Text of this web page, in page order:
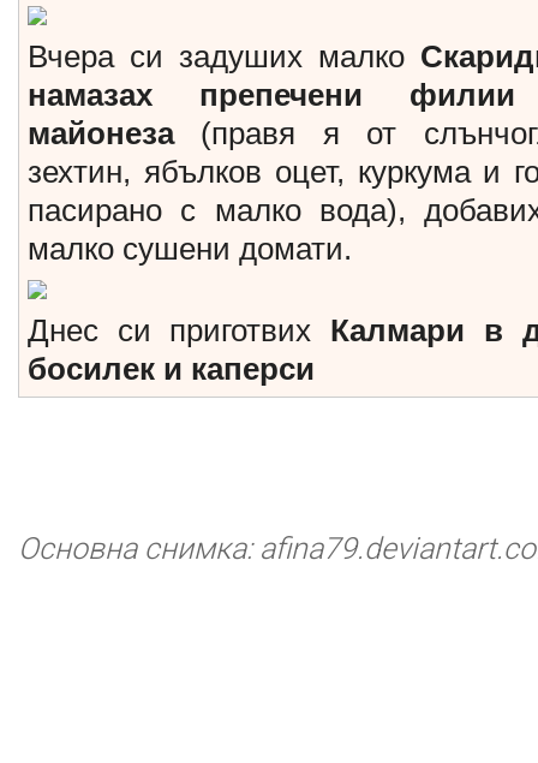
Вчера си задуших малко
намазах препечени
майонеза(правя я от
зехтин, ябълков оцет, куркума и
пасирано с малко вода),
малко сушени домати.
Днес си приготвих Калмари в
босилек и каперси
Основна снимка: